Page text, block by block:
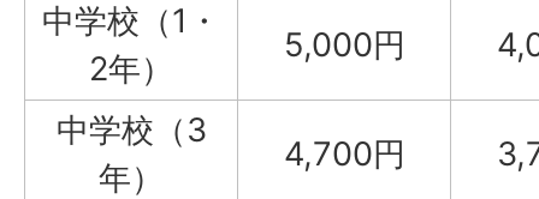
中学校（1・
2年）
5,000円
中学校（3
年）
4,700円